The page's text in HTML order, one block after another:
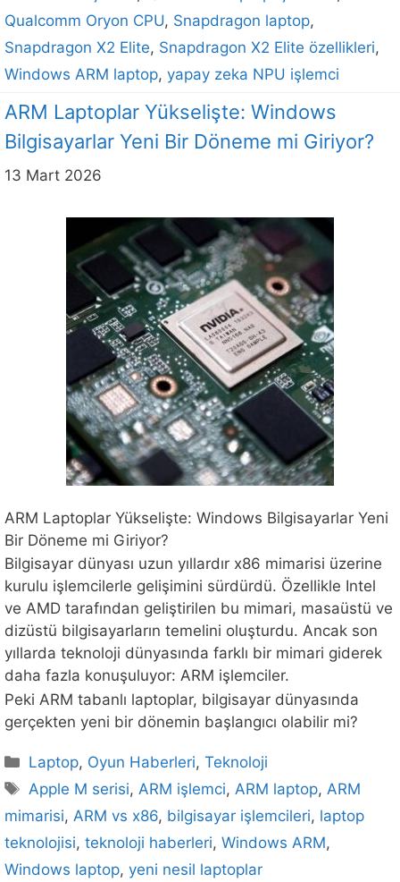
Qualcomm Oryon CPU, Snapdragon laptop,
Snapdragon X2 Elite, Snapdragon X2 Elite özellikleri,
Windows ARM laptop, yapay zeka NPU işlemci
ARM Laptoplar Yükselişte: Windows
Bilgisayarlar Yeni Bir Döneme mi Giriyor?
13 Mart 2026
ARM Laptoplar Yükselişte: Windows Bilgisayarlar Yeni
Bir Döneme mi Giriyor?
Bilgisayar dünyası uzun yıllardır x86 mimarisi üzerine
kurulu işlemcilerle gelişimini sürdürdü. Özellikle Intel
ve AMD tarafından geliştirilen bu mimari, masaüstü ve
dizüstü bilgisayarların temelini oluşturdu. Ancak son
yıllarda teknoloji dünyasında farklı bir mimari giderek
daha fazla konuşuluyor: ARM işlemciler.
Peki ARM tabanlı laptoplar, bilgisayar dünyasında
gerçekten yeni bir dönemin başlangıcı olabilir mi?
Kategoriler
Laptop, Oyun Haberleri,Teknoloji
Etiketler
Apple M serisi, ARM işlemci, ARM laptop, ARM
mimarisi, ARM vs x86, bilgisayar işlemcileri, laptop
teknolojisi, teknoloji haberleri, Windows ARM,
Windows laptop, yeni nesil laptoplar